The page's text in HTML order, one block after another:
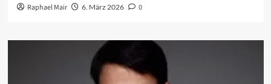
Raphael Mair 6. März 2026 0